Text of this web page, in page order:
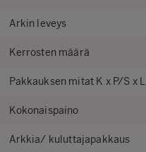
Arkin leveys
Kerrosten määrä
Pakkauksen mitat K x P/S x L
Kokonaispaino
Arkkia/ kuluttajapakkaus